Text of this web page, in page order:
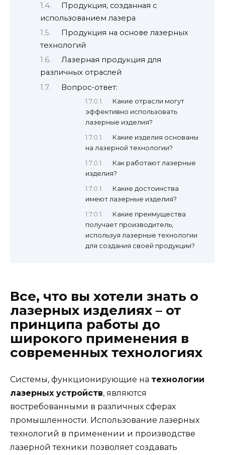
Продукция, созданная с
использованием лазера
Продукция на основе лазерных
технологий
Лазерная продукция для
различных отраслей
Вопрос-ответ:
Какие отрасли могут
эффективно использовать
лазерные изделия?
Какие изделия основаны
на лазерной технологии?
Как работают лазерные
изделия?
Какие достоинства
имеют лазерные изделия?
Какие преимущества
получает производитель,
используя лазерные технологии
для создания своей продукции?
Все, что вы хотели знать о
лазерных изделиях – от
принципа работы до
широкого применения в
современных технологиях
Системы, функционирующие на технологии
лазерных устройств, являются
востребованными в различных сферах
промышленности. Использование лазерных
технологий в применении и производстве
лазерной техники позволяет создавать